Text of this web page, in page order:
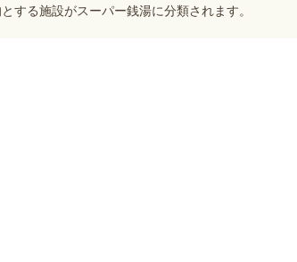
する施設がスーパー銭湯に分類されます。